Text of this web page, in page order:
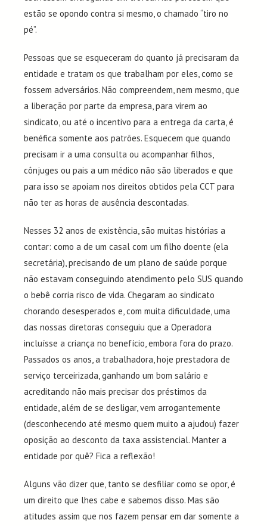
estão se opondo contra si mesmo, o chamado “tiro no
pé”.
Pessoas que se esqueceram do quanto já precisaram da
entidade e tratam os que trabalham por eles, como se
fossem adversários. Não compreendem, nem mesmo, que
a liberação por parte da empresa, para virem ao
sindicato, ou até o incentivo para a entrega da carta, é
benéfica somente aos patrões. Esquecem que quando
precisam ir a uma consulta ou acompanhar filhos,
cônjuges ou pais a um médico não são liberados e que
para isso se apoiam nos direitos obtidos pela CCT para
não ter as horas de ausência descontadas.
Nesses 32 anos de existência, são muitas histórias a
contar: como a de um casal com um filho doente (ela
secretária), precisando de um plano de saúde porque
não estavam conseguindo atendimento pelo SUS quando
o bebê corria risco de vida. Chegaram ao sindicato
chorando desesperados e, com muita dificuldade, uma
das nossas diretoras conseguiu que a Operadora
incluísse a criança no benefício, embora fora do prazo.
Passados os anos, a trabalhadora, hoje prestadora de
serviço terceirizada, ganhando um bom salário e
acreditando não mais precisar dos préstimos da
entidade, além de se desligar, vem arrogantemente
(desconhecendo até mesmo quem muito a ajudou) fazer
oposição ao desconto da taxa assistencial. Manter a
entidade por quê? Fica a reflexão!
Alguns vão dizer que, tanto se desfiliar como se opor, é
um direito que lhes cabe e sabemos disso. Mas são
atitudes assim que nos fazem pensar em dar somente a